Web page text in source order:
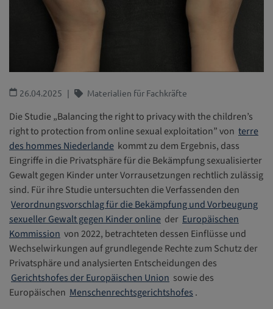
26.04.2025 Materialien für Fachkräfte
Die Studie „Balancing the right to privacy with the children’s
right to protection from online sexual exploitation” von terre
des hommes Niederlande kommt zu dem Ergebnis, dass
Eingriffe in die Privatsphäre für die Bekämpfung sexualisierter
Gewalt gegen Kinder unter Vorrausetzungen rechtlich zulässig
sind. Für ihre Studie untersuchten die Verfassenden den
Verordnungsvorschlag für die Bekämpfung und Vorbeugung
sexueller Gewalt gegen Kinder online der Europäischen
Kommission von 2022, betrachteten dessen Einflüsse und
Wechselwirkungen auf grundlegende Rechte zum Schutz der
Privatsphäre und analysierten Entscheidungen des
Gerichtshofes der Europäischen Union sowie des
Europäischen Menschenrechtsgerichtshofes .